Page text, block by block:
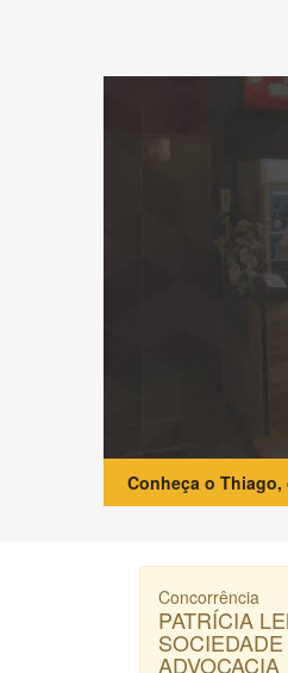
Conheça o
Concorrência
PATRÍCIA
ADVOCACIA